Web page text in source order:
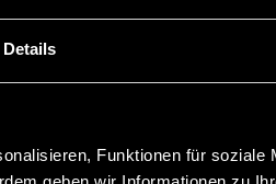
Details
Funktionen für soziale